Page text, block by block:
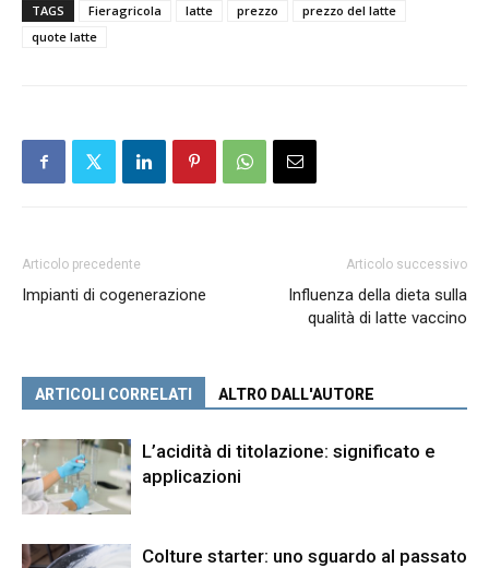
TAGS Fieragricola latte prezzo
prezzo del latte
quote latte
Articolo precedente
Impianti di cogenerazione
Articolo successivo
Influenza della dieta sulla
qualità di latte vaccino
ARTICOLI CORRELATI ALTRO DALL'AUTORE
L’acidità di titolazione: significato e
applicazioni
Colture starter: uno sguardo al passato